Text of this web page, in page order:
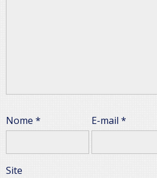
Nome * E-mail*
Site